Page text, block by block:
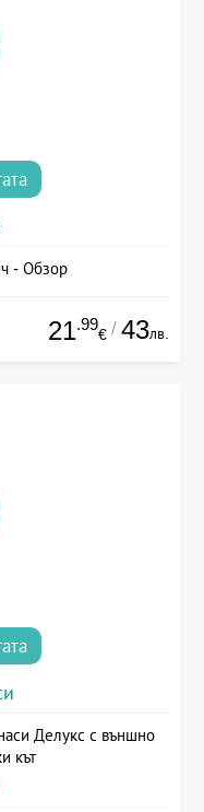
- Обзор
21.99
€ / 43лв.
Делукс с външно
кът